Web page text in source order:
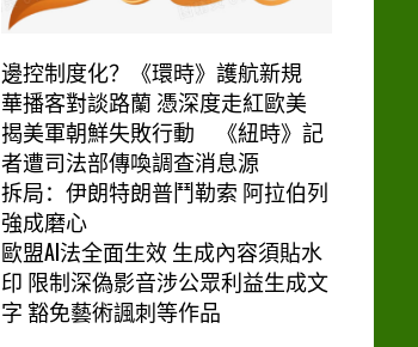
邊控制度化？《環時》護航新規
華播客對談路蘭 憑深度走紅歐美
揭美軍朝鮮失敗行動 《紐時》記
者遭司法部傳喚調查消息源
拆局：伊朗特朗普鬥勒索 阿拉伯列
強成磨心
歐盟AI法全面生效 生成內容須貼水
印 限制深偽影音涉公眾利益生成文
字 豁免藝術諷刺等作品